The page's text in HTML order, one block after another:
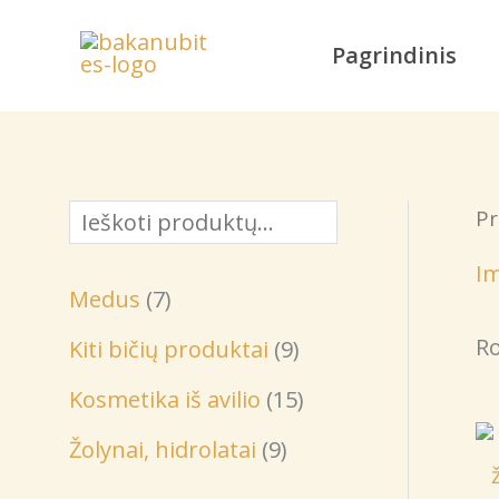
Pagrindinis
i
e
š
k
Medus 77
p
Kiti bičių produktai 99
p
Kosmetika iš avilio 151
Žolynai, hidrolatai 99